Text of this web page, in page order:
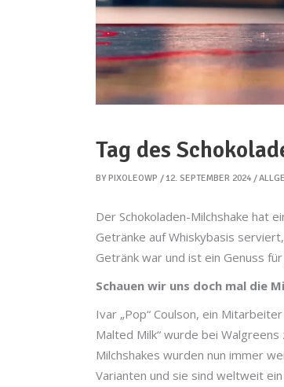
Tag des
BY PIXOLEOWP 12. SEPTEMBER 2024
Der Schokoladen-Milchshake hat
Getränke auf Whiskybasis
Getränk war und ist ein Genuss für
Schauen wir uns doch mal die
Ivar „Pop“ Coulson, ein
Malted Milk“ wurde bei Walgreens
Milchshakes wurden nun immer
Varianten und sie sind weltweit